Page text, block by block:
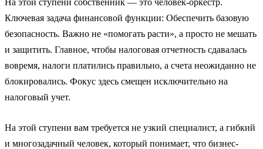
Ключевая задача финансовой функции: Обеспечить базовую
безопасность. Важно не «помогать расти», а просто не мешать
и защитить. Главное, чтобы налоговая отчетность сдавалась
вовремя, налоги платились правильно, а счета неожиданно не
блокировались. Фокус здесь смещен исключительно на
налоговый учет.
На этой ступени вам требуется не узкий специалист, а гибкий
и многозадачный человек, который понимает, что бизнес-